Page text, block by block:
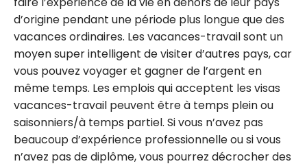
d’origine pendant une période plus longue que des
vacances ordinaires. Les vacances-travail sont un
moyen super intelligent de visiter d’autres pays, car
vous pouvez voyager et gagner de l’argent en
même temps. Les emplois qui acceptent les visas
vacances-travail peuvent être à temps plein ou
saisonniers/à temps partiel. Si vous n’avez pas
beaucoup d’expérience professionnelle ou si vous
n’avez pas de diplôme, vous pourrez décrocher des